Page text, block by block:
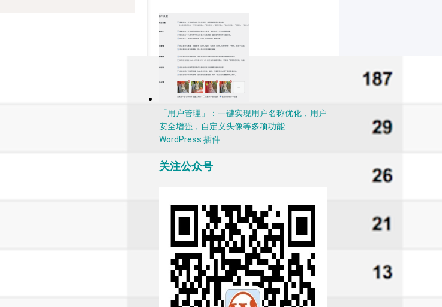
「用户管理」：一键实现用户名称优化，用户
安全增强，自定义头像等多项功能
WordPress 插件
关注公众号